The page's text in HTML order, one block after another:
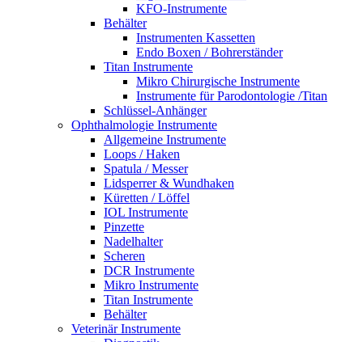
KFO-Instrumente
Behälter
Instrumenten Kassetten
Endo Boxen / Bohrerständer
Titan Instrumente
Mikro Chirurgische Instrumente
Instrumente für Parodontologie /Titan
Schlüssel-Anhänger
Ophthalmologie Instrumente
Allgemeine Instrumente
Loops / Haken
Spatula / Messer
Lidsperrer & Wundhaken
Küretten / Löffel
IOL Instrumente
Pinzette
Nadelhalter
Scheren
DCR Instrumente
Mikro Instrumente
Titan Instrumente
Behälter
Veterinär Instrumente